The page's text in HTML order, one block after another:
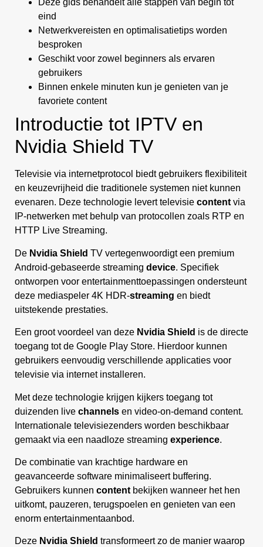
Deze gids behandelt alle stappen van begin tot
eind
Netwerkvereisten en optimalisatietips worden
besproken
Geschikt voor zowel beginners als ervaren
gebruikers
Binnen enkele minuten kun je genieten van je
favoriete content
Introductie tot IPTV en
Nvidia Shield TV
Televisie via internetprotocol biedt gebruikers flexibiliteit
en keuzevrijheid die traditionele systemen niet kunnen
evenaren. Deze technologie levert televisie contentvia
IP-netwerken met behulp van protocollen zoals RTP en
HTTP Live Streaming.
De Nvidia Shield TV vertegenwoordigt een premium
Android-gebaseerde streaming device. Specifiek
ontworpen voor entertainmenttoepassingen ondersteunt
deze mediaspeler 4K HDR-streaming en biedt
uitstekende prestaties.
Een groot voordeel van deze Nvidia Shield is de directe
toegang tot de Google Play Store. Hierdoor kunnen
gebruikers eenvoudig verschillende applicaties voor
televisie via internet installeren.
Met deze technologie krijgen kijkers toegang tot
duizenden live channels en video-on-demand content.
Internationale televisiezenders worden beschikbaar
gemaakt via een naadloze streaming experience.
De combinatie van krachtige hardware en
geavanceerde software minimaliseert buffering.
Gebruikers kunnen content bekijken wanneer het hen
uitkomt, pauzeren, terugspoelen en genieten van een
enorm entertainmentaanbod.
Deze Nvidia Shield transformeert zo de manier waarop